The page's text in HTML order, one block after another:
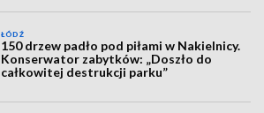
ŁÓDŹ
150 drzew padło pod piłami w Nakielnicy.
Konserwator zabytków: „Doszło do
całkowitej destrukcji parku”